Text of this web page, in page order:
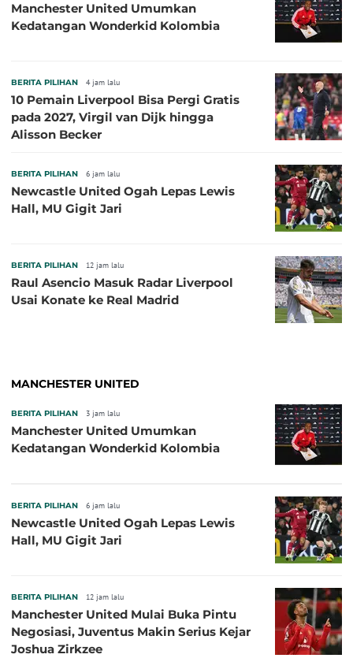
Manchester United Umumkan
Kedatangan Wonderkid Kolombia
BERITA PILIHAN 4 jam lalu
10 Pemain Liverpool Bisa Pergi Gratis
pada 2027, Virgil van Dijk hingga
Alisson Becker
BERITA PILIHAN 6 jam lalu
Newcastle United Ogah Lepas Lewis
Hall, MU Gigit Jari
BERITA PILIHAN 12 jam lalu
Raul Asencio Masuk Radar Liverpool
Usai Konate ke Real Madrid
MANCHESTER UNITED
BERITA PILIHAN 3 jam lalu
Manchester United Umumkan
Kedatangan Wonderkid Kolombia
BERITA PILIHAN 6 jam lalu
Newcastle United Ogah Lepas Lewis
Hall, MU Gigit Jari
BERITA PILIHAN 12 jam lalu
Manchester United Mulai Buka Pintu
Negosiasi, Juventus Makin Serius Kejar
Joshua Zirkzee